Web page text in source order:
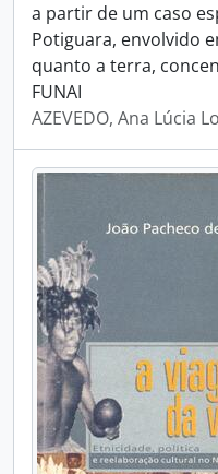
a partir de um caso
Potiguara, envolvido
quanto a terra,
FUNAI
AZEVEDO, Ana Lúcia